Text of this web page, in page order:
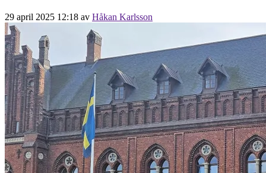
29 april 2025 12:18 av Håkan Karlsson